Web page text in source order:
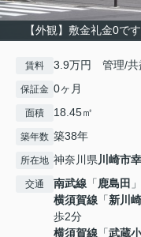
【外観】敷金礼金0で
賃料 3.9万円 管理/共
保証金 0ヶ月
面積 18.45㎡
築年数 築38年
所在地 神奈川県川崎市
交通 南武線 「鹿島田
横須賀線 「新川崎
歩2分
横須賀線 「武蔵